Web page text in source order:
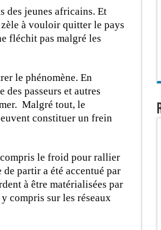
des jeunes africains. Et
à vouloir quitter le pays
fléchit pas malgré les
le phénomène. En
des passeurs et autres
Malgré tout, le
constituer un frein
compris le froid pour rallier
partir a été accentué par
à être matérialisées par
compris sur les réseaux